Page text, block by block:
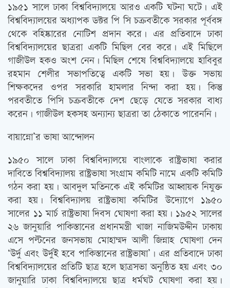
১৯৫১ সালে ঢাকা বিশ্ববিদ্যালয়ে আরও একটি ঘটনা ঘটে। এই
বিশ্ববিদ্যালয়ের অধ্যাপক ডক্টর পি সি চক্রবতীকে সরকার পূর্ববঙ্গ
থেকে বহিষ্কারের নোটিশ প্রদান করে। এর প্রতিবাদে ঢাকা
বিশ্ববিদ্যালয়ের ছাত্ররা একটি মিছিল বের করে। এই মিছিলে
গাজীউল হকও অংশ নেন। মিছিল শেষে বিশ্ববিদ্যালয়ে হাবিবুর
রহমান শেলীর সভাপতিত্বে একটি সভা হয়। উক্ত সভায়
শিক্ষকদের ওপর সরকারি হামলার নিন্দা করা হয়। কিন্তু
পরবতীতে পিসি চক্রবতীকে দেশ ছেড়ে যেতে সরকার বাধ্য
করেন। গাজীউল হকসহ অন্যান্য ছাত্ররা তা ঠেকাতে পারেননি।
বায়ান্নো’র ভাষা আন্দোলন
১৯৫০ সালে ঢাকা বিশ্ববিদ্যালয়ে বাংলাকে রাষ্ট্রভাষা করার
দাবিতে বিশ্ববিদ্যালয় রাষ্ট্রভাষা সংগ্রাম কমিটি নামে একটি কমিটি
গঠন করা হয়। আবদুল মতিনকে এই কমিটির আহ্বায়ক নিযুক্ত
করা হয়। বিশ্ববিদ্যালয় রাষ্ট্রভাষা কমিটির উদ্যোগে ১৯৫০
সালের ১১ মার্চ রাষ্ট্রভাষা দিবস ঘোষণা করা হয়। ১৯৫২ সালের
২৬ জানুয়ারি পাকিস্তানের প্রধানমন্ত্রী খাজা নাজিমউদ্দীন ঢাকায়
এসে পল্টনের জনসভায় মোহাম্মদ আলী জিন্নাহ ঘোষণা দেন
‘উর্দু এবং উর্দুই হবে পাকিস্তানের রাষ্ট্রভাষা’। এর প্রতিবাদে ঢাকা
বিশ্ববিদ্যালয়ের প্রতিটি ছাত্র হলে ছাত্রসভা অনুষ্ঠিত হয় এবং ৩০
জানুয়ারি ঢাকা বিশ্ববিদ্যালয়ে ছাত্র ধর্মঘট ঘোষণা করা হয়।